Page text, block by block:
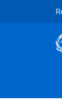
Vai al contenuto